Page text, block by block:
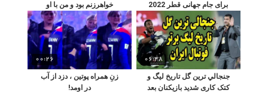
برای جام جهانی قطر 2022
خواهرزنم بود و من با او
احساس نزدیکی می کنم!
06:48
جنجالي ترين گل تاريخ ليگ و
کتک کاری شدید بازیکنان بعد
00:26
زنِ همراه پوتین ، دزد از آب
در اومد!